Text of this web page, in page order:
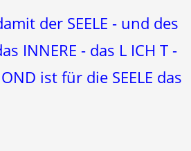
der SEELE - und des
INNERE - das L ICH T -
ist für die SEELE das